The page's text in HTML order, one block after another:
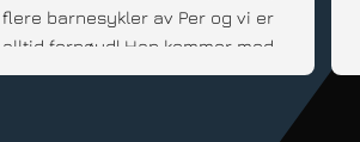
flere barnesykler av Per og vi er
alltid fornøyd! Han kommer med
gode råd, er fleksibel og veldig